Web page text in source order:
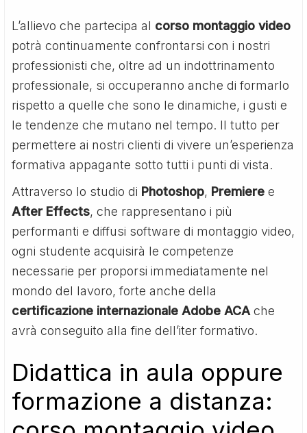
L’allievo che partecipa al corso montaggio video
potrà continuamente confrontarsi con i nostri
professionisti che, oltre ad un indottrinamento
professionale, si occuperanno anche di formarlo
rispetto a quelle che sono le dinamiche, i gusti e
le tendenze che mutano nel tempo. Il tutto per
permettere ai nostri clienti di vivere un’esperienza
formativa appagante sotto tutti i punti di vista.
Attraverso lo studio di Photoshop, Premiere e
After Effects, che rappresentano i più
performanti e diffusi software di montaggio video,
ogni studente acquisirà le competenze
necessarie per proporsi immediatamente nel
mondo del lavoro, forte anche della
certificazione internazionale Adobe ACA che
avrà conseguito alla fine dell’iter formativo.
Didattica in aula oppure
formazione a distanza: